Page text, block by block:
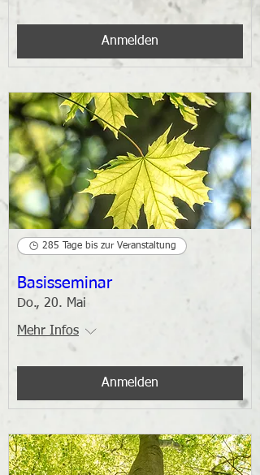
Anmelden
285 Tage bis zur Veranstaltung
Basisseminar
Do., 20. Mai
Mehr Infos
Anmelden